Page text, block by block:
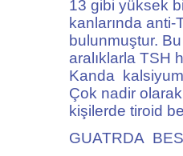
13 gibi yüksek
kanlarında
bulunmuştur.
aralıklarla TSH
Kanda
Çok nadir
kişilerde tiroid
GUATRDA